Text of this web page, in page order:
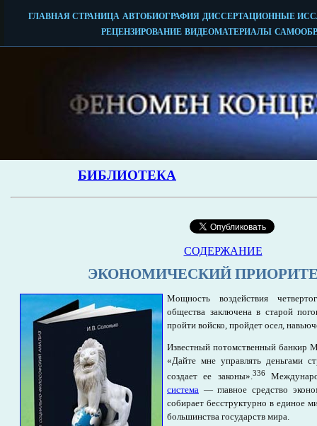
СОДЕРЖАНИЕ
ЭКОНОМИЧЕСКИЙ
Мощность воздействия
общества заключена в старой
пройти войско, пройдет осел,
Известный потомственный банкир
«Дайте мне управлять деньгами
создает ее законы».336
система — главное средство
собирает бесструктурно в единое
большинства государств мира.